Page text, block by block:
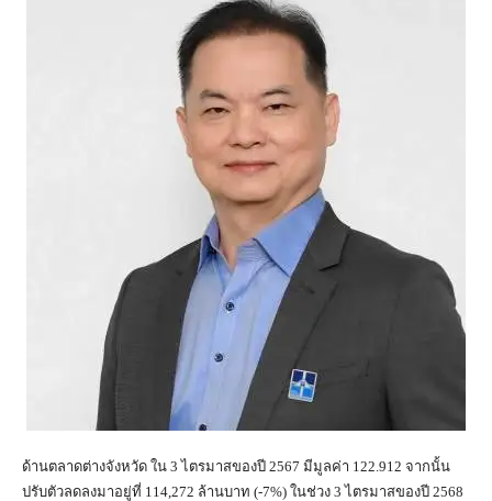
ด้านตลาดต่างจังหวัด ใน 3 ไตรมาสของปี 2567 มีมูลค่า 122.912 จากนั้น
ปรับตัวลดลงมาอยู่ที่ 114,272 ล้านบาท (-7%) ในช่วง 3 ไตรมาสของปี 2568